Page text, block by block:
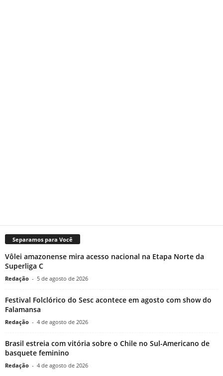
Separamos para Você
Vôlei amazonense mira acesso nacional na Etapa Norte da
Superliga C
Redação - 5 de agosto de 2026
Festival Folclórico do Sesc acontece em agosto com show do
Falamansa
Redação - 4 de agosto de 2026
Brasil estreia com vitória sobre o Chile no Sul-Americano de
basquete feminino
Redação - 4 de agosto de 2026